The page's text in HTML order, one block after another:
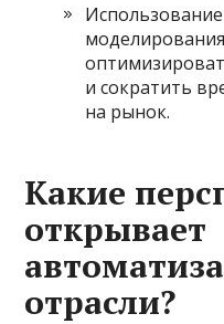
и сократить
на рынок.
Какие
открывает
отрасли?